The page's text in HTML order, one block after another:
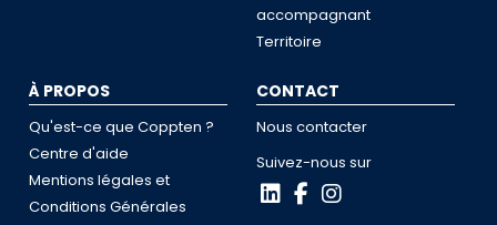
accompagnant
Territoire
À PROPOS
Qu'est-ce que Coppten ?
Centre d'aide
Mentions légales et
Conditions Générales
CONTACT
Nous contacter
Suivez-nous sur